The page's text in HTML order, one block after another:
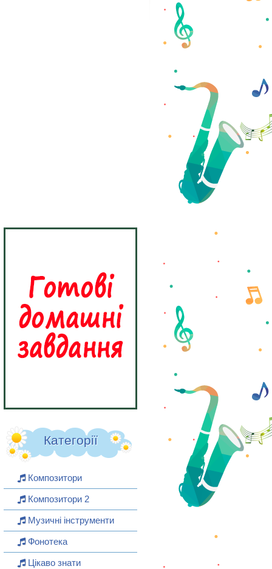
Категорії
Композитори
Композитори 2
Музичні інструменти
Фонотека
Цікаво знати